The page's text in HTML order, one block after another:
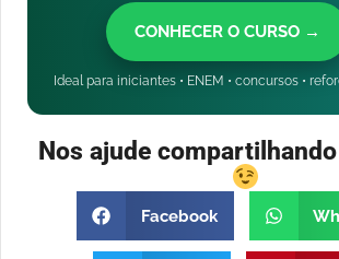
CONHECER O CURSO →
Ideal para iniciantes • ENEM • concursos •
Nos ajude
Facebook